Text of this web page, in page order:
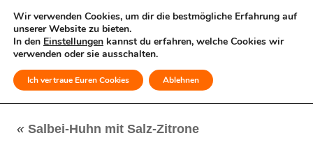
MENÜ
« Salbei-Huhn mit Salz-Zitrone
Wir verwenden Cookies, um dir die bestmögliche Erfahrung auf
unserer Website zu bieten.
In den Einstellungen kannst du erfahren, welche Cookies wir
verwenden oder sie ausschalten.
Ich vertraue Euren Cookies Ablehnen